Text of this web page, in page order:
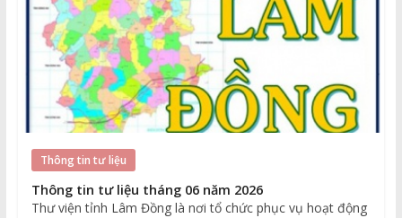
Thông tin tư liệu
Thông tin tư liệu tháng 06 năm 2026
Thư viện tỉnh Lâm Đồng là nơi tổ chức phục vụ hoạt động